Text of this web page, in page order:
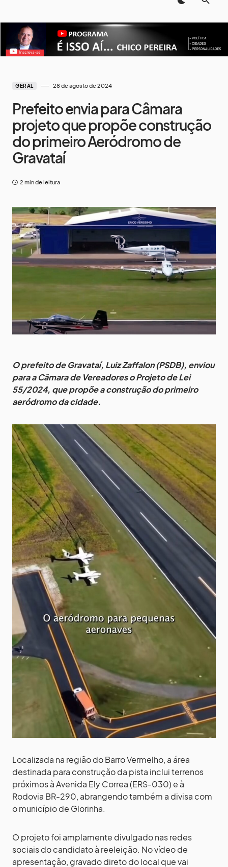
GERAL 28 de agosto de 2024
Prefeito envia para Câmara
projeto que propõe construção
do primeiro Aeródromo de
Gravataí
2 min de leitura
O prefeito de Gravataí, Luiz Zaffalon (PSDB), enviou
para a Câmara de Vereadores o Projeto de Lei
55/2024, que propõe a construção do primeiro
aeródromo da cidade.
Localizada na região do Barro Vermelho, a área
destinada para construção da pista inclui terrenos
próximos à Avenida Ely Correa (ERS-030) e à
Rodovia BR-290, abrangendo também a divisa com
o município de Glorinha.
O projeto foi amplamente divulgado nas redes
sociais do candidato à reeleição. No vídeo de
apresentação, gravado direto do local que vai